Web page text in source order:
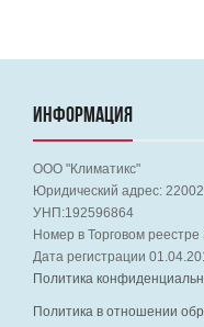
ИНФОРМАЦИЯ
ООО "Климатикс"
Юридический адрес:
УНП:192596864
Номер в Торговом реестре
Дата регистрации
Политика
Политика в отношении